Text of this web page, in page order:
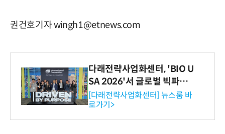
권건호기자 wingh1@etnews.com
다래전략사업화센터, 'BIO U
SA 2026'서 글로벌 빅파마
와의 비즈니스 미팅 지원…K
-바이오 해외 진출 교두보 확
보
[다래전략사업화센터] 뉴스룸 바
로가기>